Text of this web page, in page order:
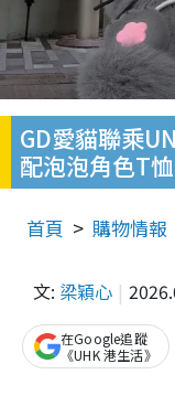
GD愛貓聯乘
配泡泡角色T
首頁 購物情報
文: 梁穎心
在Google追蹤
《UHK 港生活》